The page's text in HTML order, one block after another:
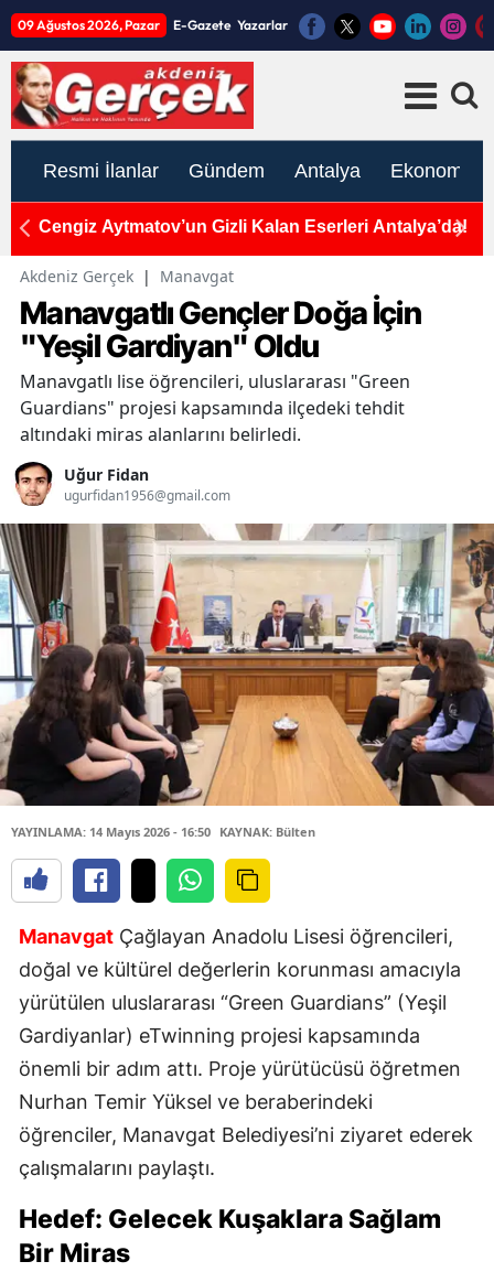
09 Ağustos 2026, Pazar E-Gazete Yazarlar
Resmi İlanlar Gündem Antalya Ekonomi
Kemer'de Yol Verme Kavgası Kanlı Bitti: Motosiklet
Akdeniz Gerçek | Manavgat
Manavgatlı Gençler Doğa İçin
"Yeşil Gardiyan" Oldu
Manavgatlı lise öğrencileri, uluslararası "Green
Guardians" projesi kapsamında ilçedeki tehdit
altındaki miras alanlarını belirledi.
Uğur Fidan
ugurfidan1956@gmail.com
YAYINLAMA: 14 Mayıs 2026 - 16:50 KAYNAK: Bülten
Manavgat Çağlayan Anadolu Lisesi öğrencileri,
doğal ve kültürel değerlerin korunması amacıyla
yürütülen uluslararası “Green Guardians” (Yeşil
Gardiyanlar) eTwinning projesi kapsamında
önemli bir adım attı. Proje yürütücüsü öğretmen
Nurhan Temir Yüksel ve beraberindeki
öğrenciler, Manavgat Belediyesi’ni ziyaret ederek
çalışmalarını paylaştı.
Hedef: Gelecek Kuşaklara Sağlam
Bir Miras